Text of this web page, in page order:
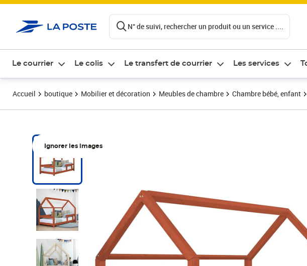
N° de suivi, rechercher un produit ou un service ....
Le courrier Le colis Le transfert de courrier Les services
Accueil boutique Mobilier et décoration Meubles de chambre Chambre bébé, enfant
Ignorer les images